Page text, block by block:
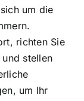
um die
richten Sie
stellen
um Ihr